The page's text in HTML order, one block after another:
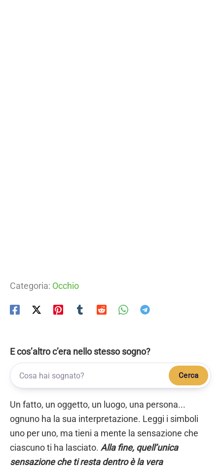
Categoria: Occhio
E cos’altro c’era nello stesso sogno?
Cerca
Un fatto, un oggetto, un luogo, una persona...
ognuno ha la sua interpretazione. Leggi i simboli
uno per uno, ma tieni a mente la sensazione che
ciascuno ti ha lasciato. Alla fine, quell’unica
sensazione che ti resta dentro è la vera